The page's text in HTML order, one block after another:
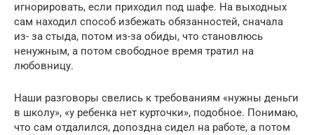
игнорировать, если приходил под шафе. На выходных
сам находил способ избежать обязанностей, сначала
из- за стыда, потом из-за обиды, что становлюсь
ненужным, а потом свободное время тратил на
любовницу.
Наши разговоры свелись к требованиям «нужны деньги
в школу», «у ребенка нет курточки», подобное. Понимаю,
что сам отдалился, допоздна сидел на работе, а потом